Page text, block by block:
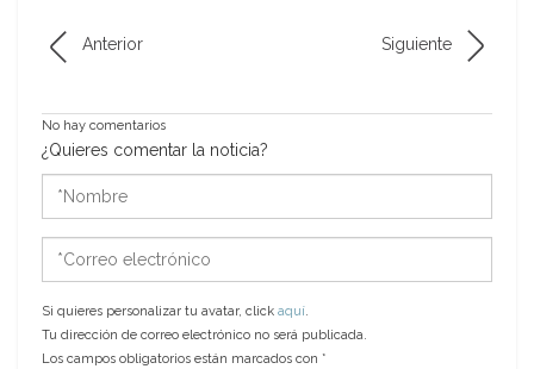
Anterior Siguiente
No hay comentarios
¿Quieres comentar la noticia?
*Nombre
*Correo
electrónico
Si quieres personalizar tu avatar, click aquí.
Tu dirección de correo electrónico no será publicada.
Los campos obligatorios están marcados con *